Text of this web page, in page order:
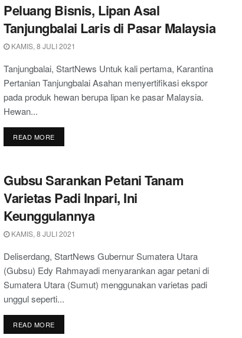
Peluang Bisnis, Lipan Asal
Tanjungbalai Laris di Pasar Malaysia
KAMIS, 8 JULI 2021
Tanjungbalai, StartNews Untuk kali pertama, Karantina
Pertanian Tanjungbalai Asahan menyertifikasi ekspor
pada produk hewan berupa lipan ke pasar Malaysia.
Hewan...
READ MOREDETAILS
Gubsu Sarankan Petani Tanam
Varietas Padi Inpari, Ini
Keunggulannya
KAMIS, 8 JULI 2021
Deliserdang, StartNews Gubernur Sumatera Utara
(Gubsu) Edy Rahmayadi menyarankan agar petani di
Sumatera Utara (Sumut) menggunakan varietas padi
unggul seperti...
READ MOREDETAILS